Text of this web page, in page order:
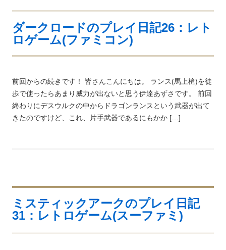
ダークロードのプレイ日記26：レト
ロゲーム(ファミコン)
前回からの続きです！ 皆さんこんにちは。 ランス(馬上槍)を徒
歩で使ったらあまり威力が出ないと思う伊達あずさです。 前回
終わりにデスウルクの中からドラゴンランスという武器が出て
きたのですけど、これ、片手武器であるにもかか […]
ミスティックアークのプレイ日記
31：レトロゲーム(スーファミ)